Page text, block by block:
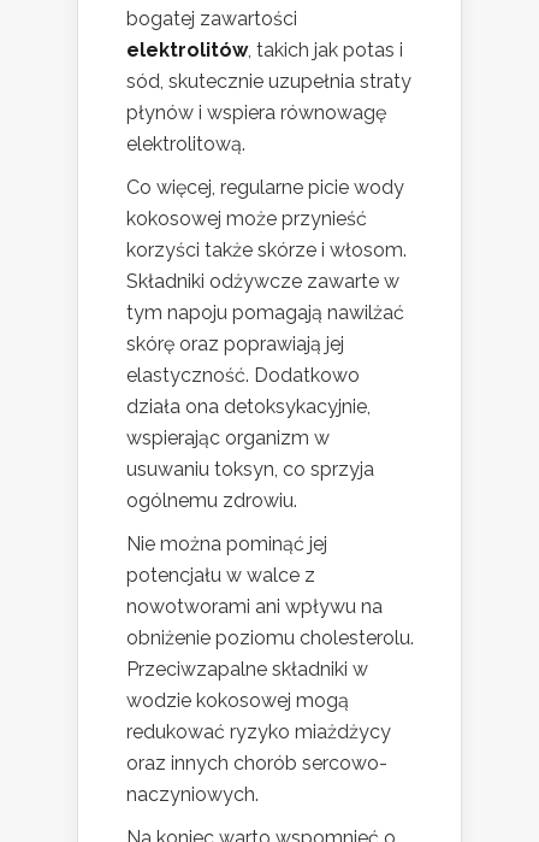
bogatej zawartości
elektrolitów, takich jak potas i
sód, skutecznie uzupełnia straty
płynów i wspiera równowagę
elektrolitową.
Co więcej, regularne picie wody
kokosowej może przynieść
korzyści także skórze i włosom.
Składniki odżywcze zawarte w
tym napoju pomagają nawilżać
skórę oraz poprawiają jej
elastyczność. Dodatkowo
działa ona detoksykacyjnie,
wspierając organizm w
usuwaniu toksyn, co sprzyja
ogólnemu zdrowiu.
Nie można pominąć jej
potencjału w walce z
nowotworami ani wpływu na
obniżenie poziomu cholesterolu.
Przeciwzapalne składniki w
wodzie kokosowej mogą
redukować ryzyko miażdżycy
oraz innych chorób sercowo-
naczyniowych.
Na koniec warto wspomnieć o